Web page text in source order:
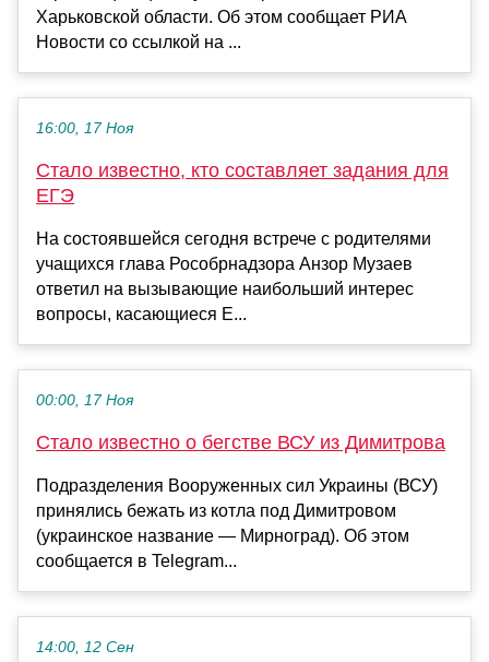
Харьковской области. Об этом сообщает РИА
Новости со ссылкой на ...
16:00, 17 Ноя
Стало известно, кто составляет задания для
ЕГЭ
На состоявшейся сегодня встрече с родителями
учащихся глава Рособрнадзора Анзор Музаев
ответил на вызывающие наибольший интерес
вопросы, касающиеся Е...
00:00, 17 Ноя
Стало известно о бегстве ВСУ из Димитрова
Подразделения Вооруженных сил Украины (ВСУ)
принялись бежать из котла под Димитровом
(украинское название — Мирноград). Об этом
сообщается в Telegram...
14:00, 12 Сен